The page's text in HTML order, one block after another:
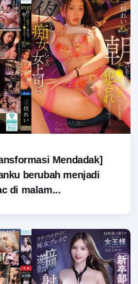
Mendadak]
berubah menjadi
di malam...